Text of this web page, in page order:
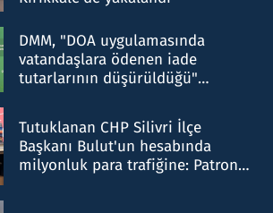
DMM, "DOA uygulamasında
vatandaşlara ödenen iade
tutarlarının düşürüldüğü"
Tutuklanan CHP Silivri İlçe
Başkanı Bulut'un hesabında
milyonluk para trafiğine: Patron